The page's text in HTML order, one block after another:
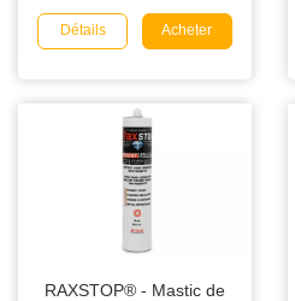
Détails Acheter
RAXSTOP® - Mastic de